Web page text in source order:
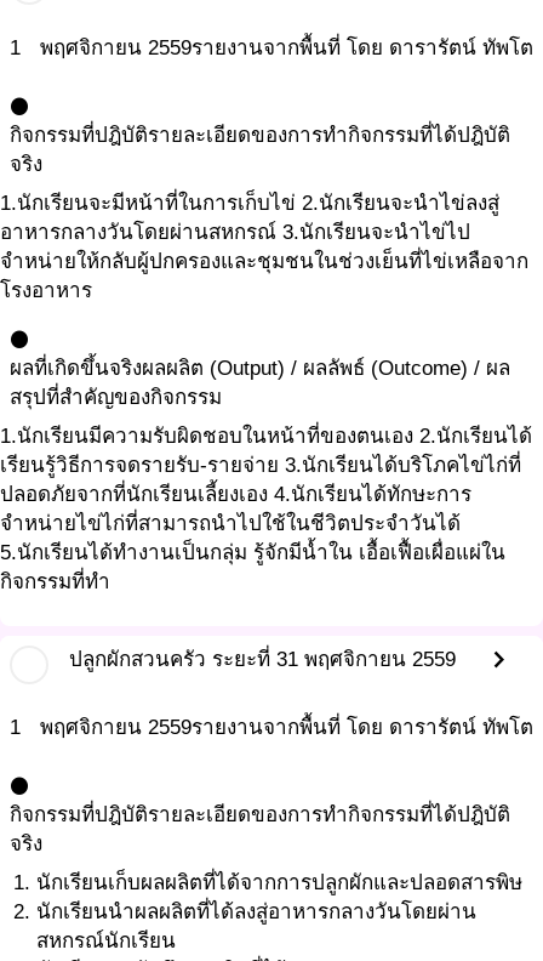
1 พฤศจิกายน 2559รายงานจากพื้นที่ โดย ดารารัตน์ ทัพโต
circle
กิจกรรมที่ปฎิบัติรายละเอียดของการทำกิจกรรมที่ได้ปฎิบัติ
จริง
1.นักเรียนจะมีหน้าที่ในการเก็บไข่ 2.นักเรียนจะนำไข่ลงสู่
อาหารกลางวันโดยผ่านสหกรณ์ 3.นักเรียนจะนำไข่ไป
จำหน่ายให้กลับผู้ปกครองและชุมชนในช่วงเย็นที่ไข่เหลือจาก
โรงอาหาร
circle
ผลที่เกิดขึ้นจริงผลผลิต (Output) / ผลลัพธ์ (Outcome) / ผล
สรุปที่สำคัญของกิจกรรม
1.นักเรียนมีความรับผิดชอบในหน้าที่ของตนเอง 2.นักเรียนได้
เรียนรู้วิธีการจดรายรับ-รายจ่าย 3.นักเรียนได้บริโภคไข่ไก่ที่
ปลอดภัยจากที่นักเรียนเลี้ยงเอง 4.นักเรียนได้ทักษะการ
จำหน่ายไข่ไก่ที่สามารถนำไปใช้ในชีวิตประจำวันได้
5.นักเรียนได้ทำงานเป็นกลุ่ม รู้จักมีน้ำใน เอื้อเฟื้อเผื่อแผ่ใน
กิจกรรมที่ทำ
ปลูกผักสวนครัว ระยะที่ 31 พฤศจิกายน 2559 chevron_right
1 พฤศจิกายน 2559รายงานจากพื้นที่ โดย ดารารัตน์ ทัพโต
circle
กิจกรรมที่ปฎิบัติรายละเอียดของการทำกิจกรรมที่ได้ปฎิบัติ
จริง
นักเรียนเก็บผลผลิตที่ได้จากการปลูกผักและปลอดสารพิษ
นักเรียนนำผลผลิตที่ได้ลงสู่อาหารกลางวันโดยผ่าน
สหกรณ์นักเรียน